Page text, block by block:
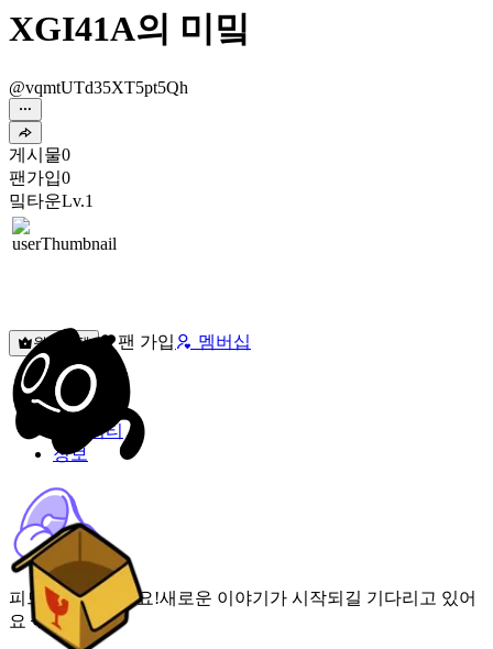
XGI41A의 미밐
@vqmtUTd35XT5pt5Qh
게시물0
팬가입0
밐타운Lv.1
원픽선택 팬 가입 멤버십
밐타운
피드
커뮤니티
정보
피드가 비어있어요!새로운 이야기가 시작되길 기다리고 있어
요 🌟